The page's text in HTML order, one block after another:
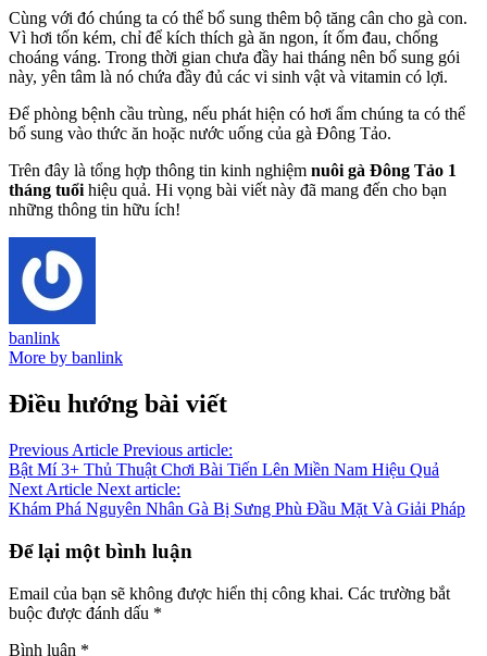
Cùng với đó chúng ta có thể bổ sung thêm bộ tăng cân cho gà con.
Vì hơi tốn kém, chỉ để kích thích gà ăn ngon, ít ốm đau, chống
choáng váng. Trong thời gian chưa đầy hai tháng nên bổ sung gói
này, yên tâm là nó chứa đầy đủ các vi sinh vật và vitamin có lợi.
Để phòng bệnh cầu trùng, nếu phát hiện có hơi ẩm chúng ta có thể
bổ sung vào thức ăn hoặc nước uống của gà Đông Tảo.
Trên đây là tổng hợp thông tin kinh nghiệm nuôi gà Đông Tảo 1
tháng tuổihiệu quả. Hi vọng bài viết này đã mang đến cho bạn
những thông tin hữu ích!
banlink
More by banlink
Điều hướng bài viết
Previous Article Previous article:
Bật Mí 3+ Thủ Thuật Chơi Bài Tiến Lên Miền Nam Hiệu Quả
Next Article Next article:
Khám Phá Nguyên Nhân Gà Bị Sưng Phù Đầu Mặt Và Giải Pháp
Để lại một bình luận
Email của bạn sẽ không được hiển thị công khai. Các trường bắt
buộc được đánh dấu *
Bình luận *